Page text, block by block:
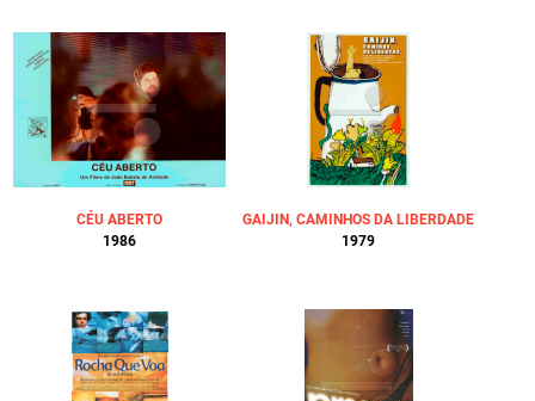
CÉU ABERTO
1986
GAIJIN, CAMINHOS DA LIBERDADE
1979